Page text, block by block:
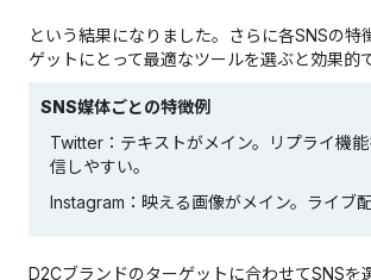
という結果になりました。さらに各SNSの特
ゲットにとって最適なツールを選ぶと効果的で
SNS媒体ごとの特徴例
Twitter：テキストがメイン。リプライ機
信しやすい。
Instagram：映える画像がメイン。ライブ配
D2Cブランドのターゲットに合わせてSNSを